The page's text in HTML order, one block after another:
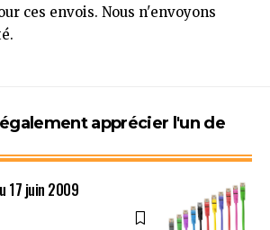
ces envois. Nous n'envoyons
apprécier l'un de
17 juin 2009